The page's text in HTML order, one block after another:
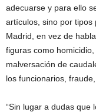
adecuarse y para ello
artículos, sino por tipos
Madrid, en vez de
figuras como
malversación de
los funcionarios,
“Sin lugar a dudas que